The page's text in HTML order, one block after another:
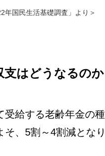
年国民生活基礎調査」より＞
支はどうなるのか
給する老齢年金の
、5割～4割減となり